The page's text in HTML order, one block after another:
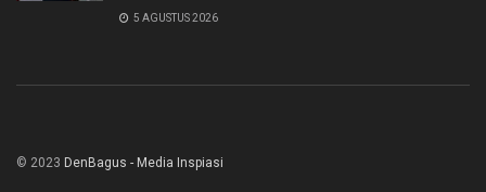
5 AGUSTUS 2026
© 2023 DenBagus - Media Inspiasi